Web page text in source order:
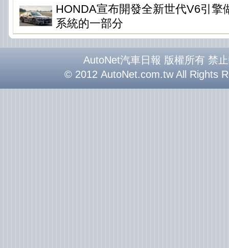
HONDA宣布開發全新世代V6引擎
系統的一部分
AutoNet汽車日報 版權所有 禁
© 2012 AutoNet.com.tw All Rights